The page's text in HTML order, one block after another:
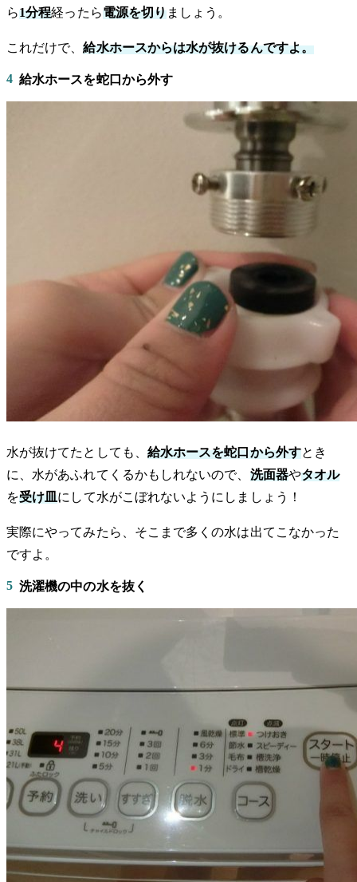
ら1分程経ったら電源を切りましょう。
これだけで、給水ホースからは水が抜けるんですよ。
4 給水ホースを蛇口から外す
水が抜けてたとしても、 給水ホースを蛇口から外すとき
に、水があふれてくるかもしれないので、 洗面器やタオル
を受け皿にして水がこぼれないようにしましょう！
実際にやってみたら、そこまで多くの水は出てこなかった
ですよ。
5 洗濯機の中の水を抜く